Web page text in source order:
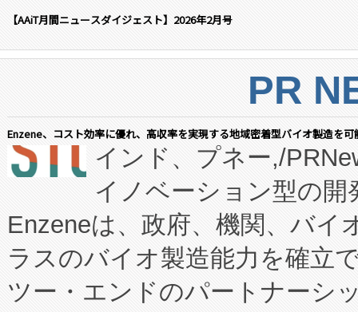
【AAiT月間ニュースダイジェスト】2026年2月号
PR
Enzene、コスト効率に優れ、高収率を実現する地域密着型バイオ製造を
インド、プネー,/
イノベーション型の
Enzeneは、政府、機関、バイ
ラスのバイオ製造能力を確立
ツー・エンドのパートナーシ